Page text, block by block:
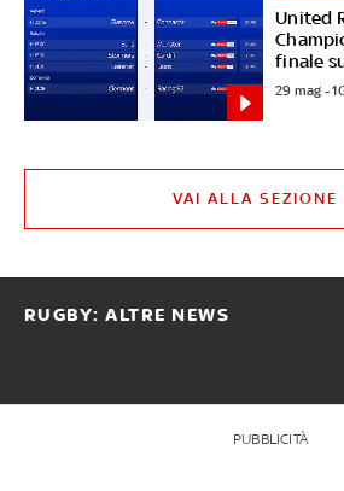
United
finale
29 mag -
VAI ALLA SEZIONE
RUGBY: ALTRE NEWS
PUBBLICITÀ